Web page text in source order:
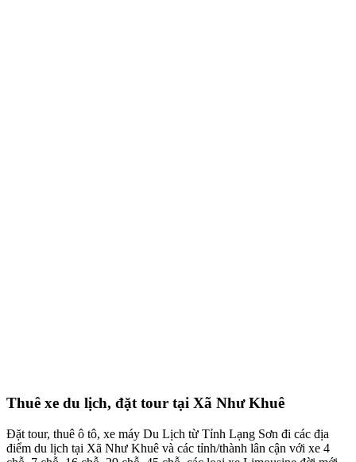
Thuê xe du lịch, đặt tour tại Xã Như Khuê
Đặt tour, thuê ô tô, xe máy Du Lịch từ Tỉnh Lạng Sơn đi các địa
điểm du lịch tại Xã Như Khuê và các tỉnh/thành lân cận với xe 4